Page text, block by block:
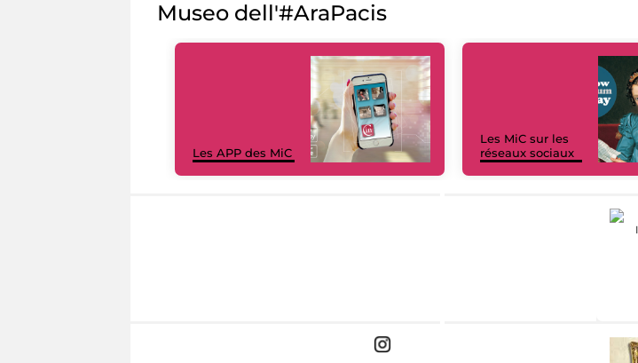
Museo dell'#AraPacis
Les APP des MiC
Les MiC sur les
réseaux sociaux